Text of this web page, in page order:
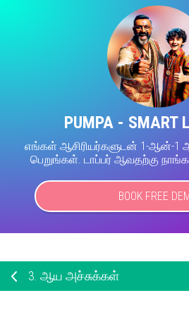
PUMPA - SMART
எங்கள் ஆசிரியர்களுடன் 1-ஆன்-
பெறுங்கள். டாப்பர் ஆவதற்கு
BOOK FREE
3. ஆய அச்சுக்கள்